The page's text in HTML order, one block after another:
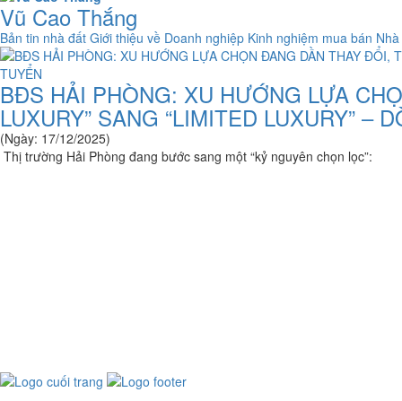
Vũ Cao Thắng
Bản tin nhà đất Giới thiệu về Doanh nghiệp Kinh nghiệm mua bán
BĐS HẢI PHÒNG: XU HƯỚNG LỰA
LUXURY” SANG “LIMITED LUXURY” –
(Ngày: 17/12/2025)
Thị trường Hải Phòng đang bước sang một “kỷ nguyên chọn lọc”: